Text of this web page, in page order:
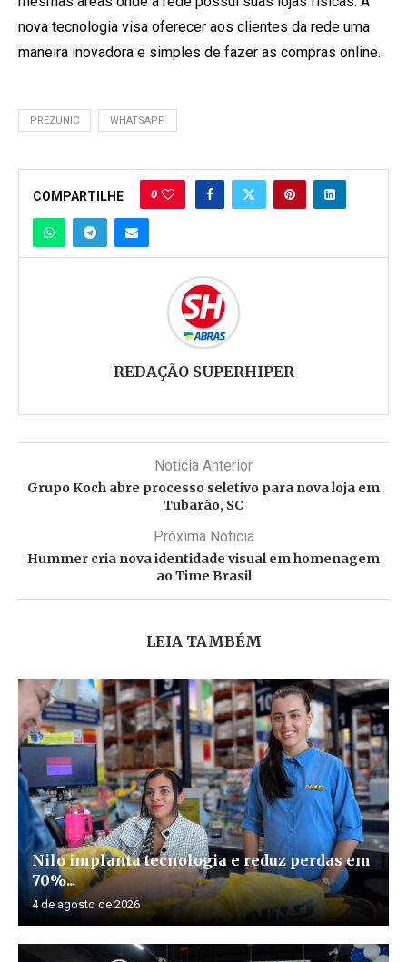
nova tecnologia visa oferecer aos clientes da rede uma
maneira inovadora e simples de fazer as compras online.
PREZUNIC WHATSAPP
COMPARTILHE 0
REDAÇÃO SUPERHIPER
Noticia Anterior
Grupo Koch abre processo seletivo para nova loja em
Tubarão, SC
Próxima Noticia
Hummer cria nova identidade visual em homenagem
ao Time Brasil
LEIA TAMBÉM
Nilo implanta tecnologia e reduz perdas em
70%...
4 de agosto de 2026